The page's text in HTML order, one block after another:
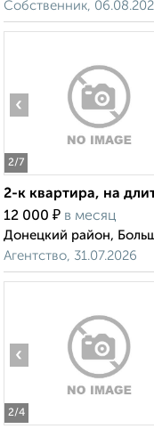
Собственник,
2/7
‹
2-к квартира, на
12 000 ₽ в месяц
Донецкий район,
Агентство, 31.07.2026
2/4
‹